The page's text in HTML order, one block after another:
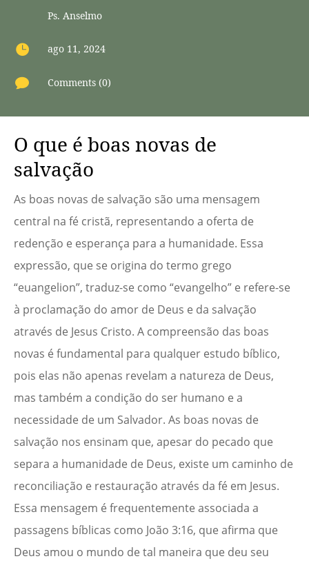
Ps. Anselmo
 ago 11, 2024
 Comments (0)
O que é boas novas de
salvação
As boas novas de salvação são uma mensagem
central na fé cristã, representando a oferta de
redenção e esperança para a humanidade. Essa
expressão, que se origina do termo grego
“euangelion”, traduz-se como “evangelho” e refere-se
à proclamação do amor de Deus e da salvação
através de Jesus Cristo. A compreensão das boas
novas é fundamental para qualquer estudo bíblico,
pois elas não apenas revelam a natureza de Deus,
mas também a condição do ser humano e a
necessidade de um Salvador. As boas novas de
salvação nos ensinam que, apesar do pecado que
separa a humanidade de Deus, existe um caminho de
reconciliação e restauração através da fé em Jesus.
Essa mensagem é frequentemente associada a
passagens bíblicas como João 3:16, que afirma que
Deus amou o mundo de tal maneira que deu seu